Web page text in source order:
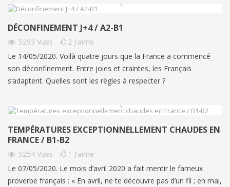
DÉCONFINEMENT J+4 / A2-B1
5293 Vues 2 J'aime
Le 14/05/2020. Voilà quatre jours que la France a commencé
son déconfinement. Entre joies et craintes, les Français
s’adaptent. Quelles sont les règles à respecter ?
TEMPÉRATURES EXCEPTIONNELLEMENT CHAUDES EN
FRANCE / B1-B2
5254 Vues 1 J'aime
Le 07/05/2020. Le mois d’avril 2020 a fait mentir le fameux
proverbe français : « En avril, ne te découvre pas d’un fil ; en mai,